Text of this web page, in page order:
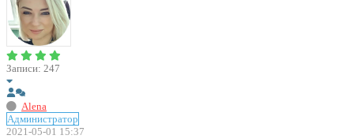
Записи: 247
Alena
Администратор
2021-05-01 15:37